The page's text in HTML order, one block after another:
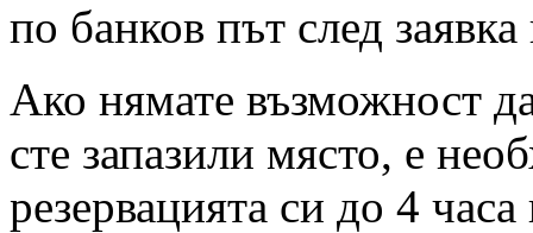
по банков път след
Ако нямате възможност
сте запазили място, е
резервацията си до 4